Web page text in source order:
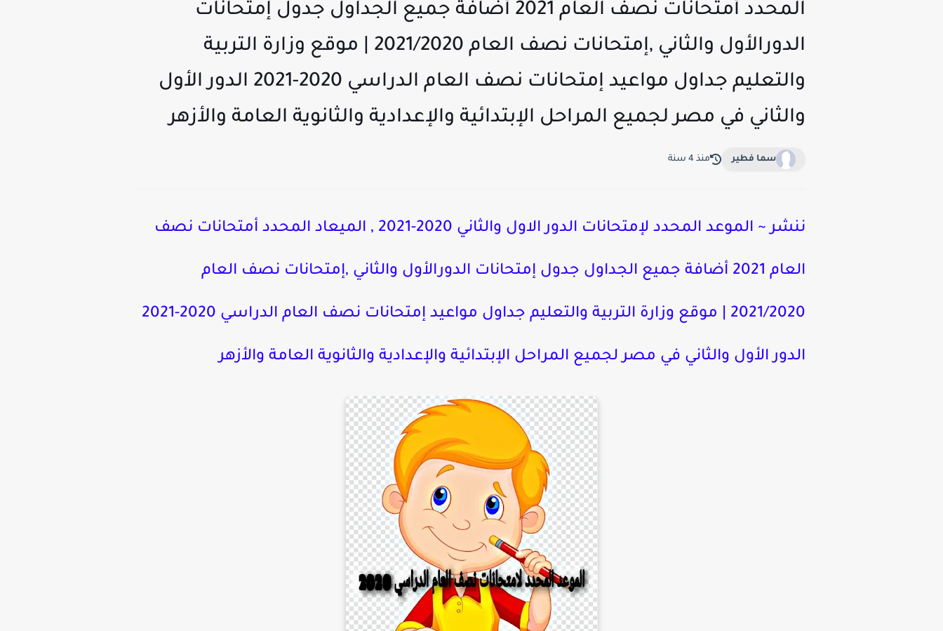
المحدد أمتحانات نصف العام 2021 أضافة جميع الجداول جدول إمتحانات
الدورالأول والثاني ,إمتحانات نصف العام 2021/2020 | موقع وزارة التربية
والتعليم جداول مواعيد إمتحانات نصف العام الدراسي 2020-2021 الدور الأول
والثاني في مصر لجميع المراحل الإبتدائية والإعدادية والثانوية العامة والأزهر
سما فطير منذ 4 سنة
ننشر ~ الموعد المحدد لإمتحانات الدور الاول والثاني 2020-2021 , الميعاد المحدد أمتحانات نصف
العام 2021 أضافة جميع الجداول جدول إمتحانات الدورالأول والثاني ,إمتحانات نصف العام
2021/2020 | موقع وزارة التربية والتعليم جداول مواعيد إمتحانات نصف العام الدراسي 2020-2021
الدور الأول والثاني في مصر لجميع المراحل الإبتدائية والإعدادية والثانوية العامة والأزهر